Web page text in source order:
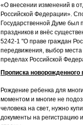
«О внесении изменений в
Российской Федерации».
Государственной Думе был
праздников и внёс
5242-1 "О праве граждан
передвижения, выбор
пределах Российской
Прописка новорожденного
Рождение ребенка для
моментом и многие не
человека на свет, нужно
документы на регистрацию